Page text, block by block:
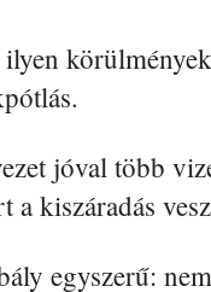
jóval több
a kiszáradás
egyszerű: